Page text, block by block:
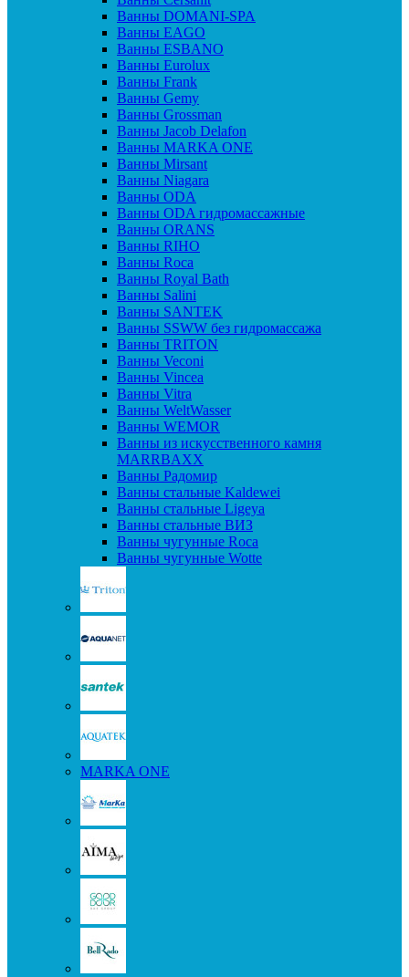
Ванны DOMANI-SPA
Ванны EAGO
Ванны ESBANO
Ванны Eurolux
Ванны Frank
Ванны Gemy
Ванны Grossman
Ванны Jacob Delafon
Ванны MARKA ONE
Ванны Mirsant
Ванны Niagara
Ванны ODA
Ванны ODA гидромассажные
Ванны ORANS
Ванны RIHO
Ванны Roca
Ванны Royal Bath
Ванны Salini
Ванны SANTEK
Ванны SSWW без гидромассажа
Ванны TRITON
Ванны Veconi
Ванны Vincea
Ванны Vitra
Ванны WeltWasser
Ванны WEMOR
Ванны из искусственного камня
MARRBAXX
Ванны Радомир
Ванны стальные Kaldewei
Ванны стальные Ligeya
Ванны стальные ВИЗ
Ванны чугунные Roca
Ванны чугунные Wotte
MARKA ONE